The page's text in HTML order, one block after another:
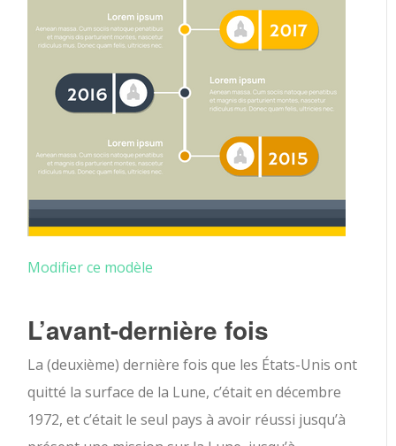
Modifier ce modèle
L’avant-dernière fois
La (deuxième) dernière fois que les États-Unis ont
quitté la surface de la Lune, c’était en décembre
1972, et c’était le seul pays à avoir réussi jusqu’à